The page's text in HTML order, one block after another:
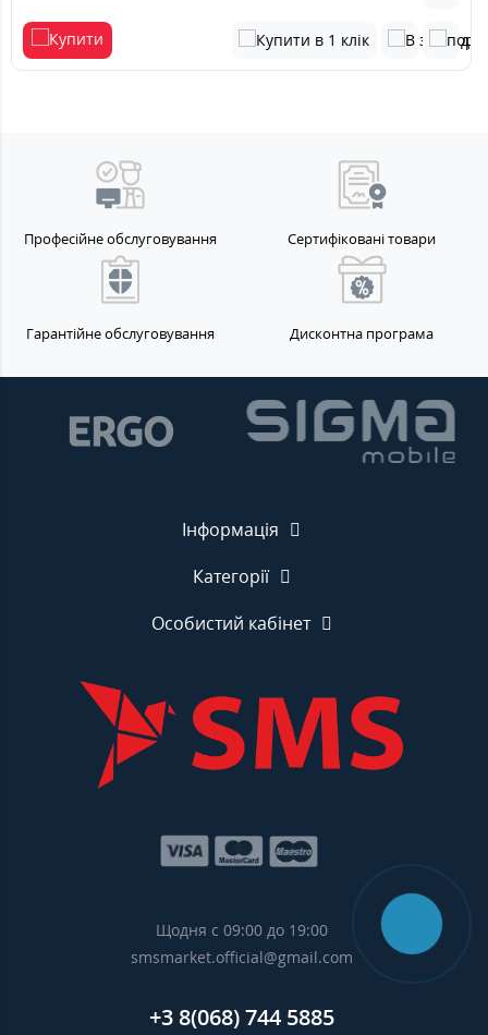
Професійне обслуговування Сертифіковані товари
Гарантійне обслуговування Дисконтна програма
Інформація
Категорії
Особистий кабінет
Щодня с 09:00 до 19:00
smsmarket.official@gmail.com
+3 8(068) 744 5885